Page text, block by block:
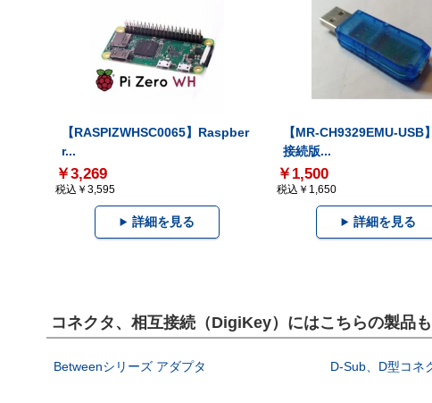
【RASPIZWHSC0065】Raspber
r...
￥3,269
税込￥3,595
詳細を見る
【MR-CH9329EMU-USB
接続版...
￥1,500
税込￥1,650
詳細を見る
コネクタ、相互接続（DigiKey）にはこちらの製品も
Betweenシリーズ アダプタ D-Sub、D型コネ